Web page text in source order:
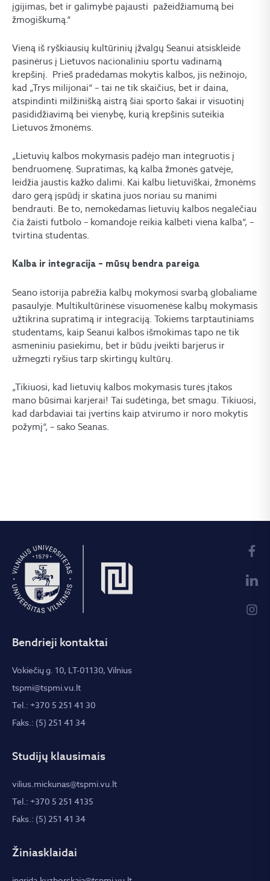
įgijimas, bet ir galimybė pajausti pažeidžiamumą bei
žmogiškumą.“
Vieną iš ryškiausių kultūrinių įžvalgų Seanui atsiskleidė
pasinėrus į Lietuvos nacionaliniu sportu vadinamą
krepšinį. Prieš pradėdamas mokytis kalbos, jis nežinojo,
kad „Trys milijonai“ – tai ne tik skaičius, bet ir daina,
atspindinti milžinišką aistrą šiai sporto šakai ir visuotinį
pasididžiavimą bei vienybę, kurią krepšinis suteikia
Lietuvos žmonėms.
„Lietuvių kalbos mokymasis padėjo man integruotis į
bendruomenę. Supratimas, ką kalba žmonės gatvėje,
leidžia jaustis kažko dalimi. Kai kalbu lietuviškai, žmonėms
daro gerą įspūdį ir skatina juos noriau su manimi
bendrauti. Be to, nemokėdamas lietuvių kalbos negalėčiau
čia žaisti futbolo – komandoje reikia kalbėti viena kalba“, –
tvirtina studentas.
Kalba ir integracija – mūsų bendra pareiga
Seano istorija pabrėžia kalbų mokymosi svarbą globaliame
pasaulyje. Multikultūrinėse visuomenėse kalbų mokymasis
užtikrina supratimą ir integraciją. Tokiems tarptautiniams
studentams, kaip Seanui kalbos išmokimas tapo ne tik
asmeniniu pasiekimu, bet ir būdu įveikti barjerus ir
užmegzti ryšius tarp skirtingų kultūrų.
„Tikiuosi, kad lietuvių kalbos mokymasis turės įtakos
mano būsimai karjerai! Tai sudėtinga, bet smagu. Tikiuosi,
kad darbdaviai tai įvertins kaip atvirumo ir noro mokytis
požymį“, – sako Seanas.
Bendrieji kontaktai
Vokiečių g. 10, LT-01130, Vilnius
tspmi@tspmi.vu.lt
Tel.: +370 5 251 41 30
Faks.: (5) 251 41 34
Studijų klausimais
vilius.mickunas@tspmi.vu.lt
Tel.: +370 5 251 4135
Faks.: (5) 251 41 34
Žiniasklaidai